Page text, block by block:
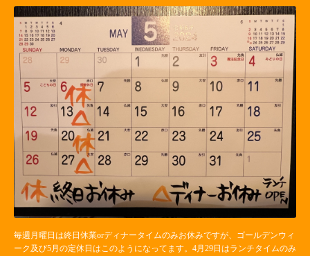
毎週月曜日は終日休業orディナータイムのみお休みですが、ゴールデンウィ
ーク及び5月の定休日はこのようになってます。4月29日はランチタイムのみ